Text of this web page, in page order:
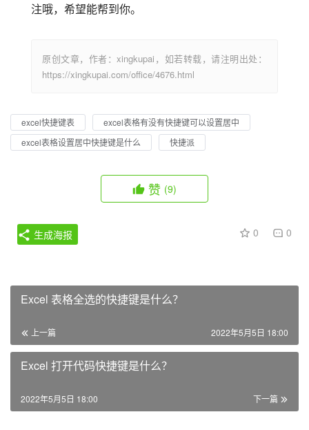
注哦，希望能帮到你。
原创文章，作者：xingkupai，如若转载，请注明出处：
https://xingkupai.com/office/4676.html
excel快捷键表
excel表格有没有快捷键可以设置居中
excel表格设置居中快捷键是什么
快捷派
赞 (9)
0 0
生成海报
Excel 表格全选的快捷键是什么？
上一篇 2022年5月5日 18:00
Excel 打开代码快捷键是什么？
下一篇
2022年5月5日 18:00